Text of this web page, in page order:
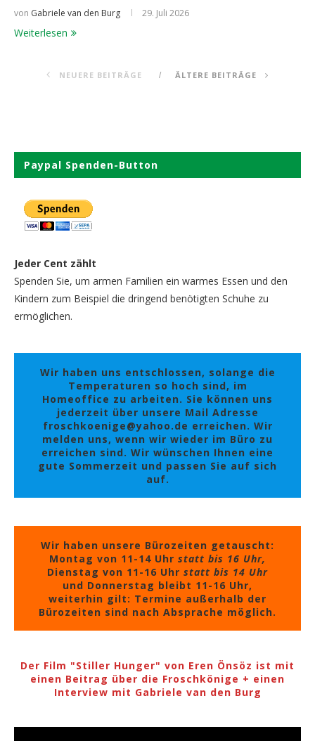
von Gabriele van den Burg 29. Juli 2026
Weiterlesen
NEUERE BEITRÄGE ÄLTERE BEITRÄGE
Paypal Spenden-Button
Jeder Cent zählt
Spenden Sie, um armen Familien ein warmes Essen und den
Kindern zum Beispiel die dringend benötigten Schuhe zu
ermöglichen.
Wir haben uns entschlossen, solange die
Temperaturen so hoch sind, im
Homeoffice zu arbeiten. Sie können uns
jederzeit über unsere Mail Adresse
froschkoenige@yahoo.de erreichen. Wir
melden uns, wenn wir wieder im Büro zu
erreichen sind. Wir wünschen Ihnen eine
gute Sommerzeit und passen Sie auf sich
auf.
Wir haben unsere Bürozeiten getauscht:
Montag von 11-14 Uhr statt bis 16 Uhr,
Dienstag von 11-16 Uhr statt bis 14 Uhr
und Donnerstag bleibt 11-16 Uhr,
weiterhin gilt: Termine außerhalb der
Bürozeiten sind nach Absprache möglich.
Der Film "Stiller Hunger" von Eren Önsöz ist mit
einen Beitrag über die Froschkönige + einen
Interview mit Gabriele van den Burg